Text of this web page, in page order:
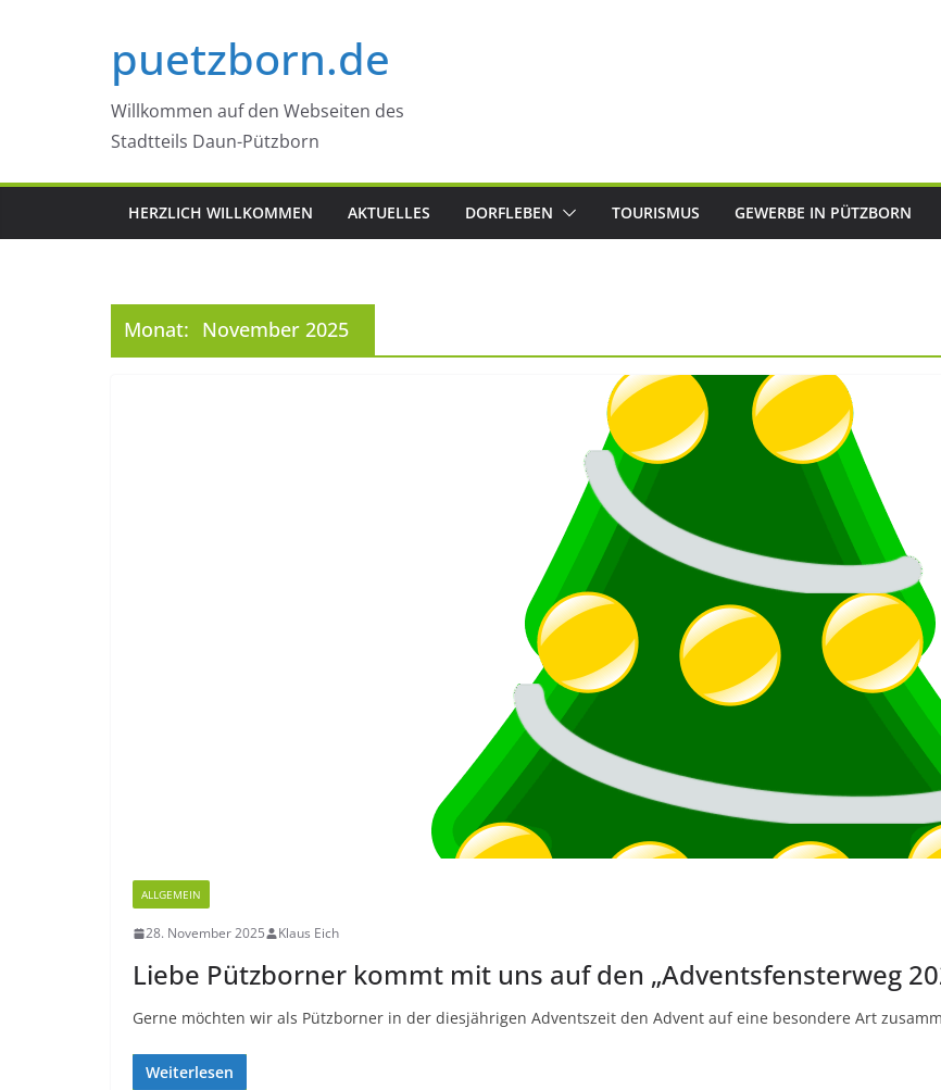
puetzborn.de
Willkommen auf den Webseiten des
Stadtteils Daun-Pützborn
HERZLICH WILLKOMMEN AKTUELLES DORFLEBEN TOURISMUS GEWERBE IN PÜTZBORN
Monat: November 2025
ALLGEMEIN
28. November 2025 Klaus Eich
Liebe Pützborner kommt mit uns auf den „Adventsfensterweg
Gerne möchten wir als Pützborner in der diesjährigen Adventszeit den Advent auf eine besondere Art
Weiterlesen